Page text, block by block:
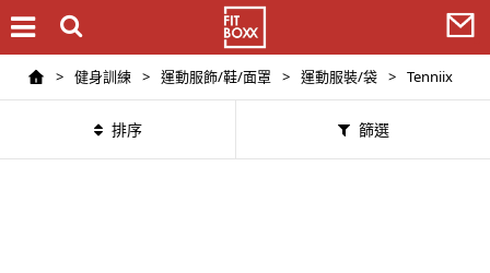
> 健身訓練 > 運動服飾/鞋/面罩 > 運動服裝/袋 > Tenniix
排序 篩選